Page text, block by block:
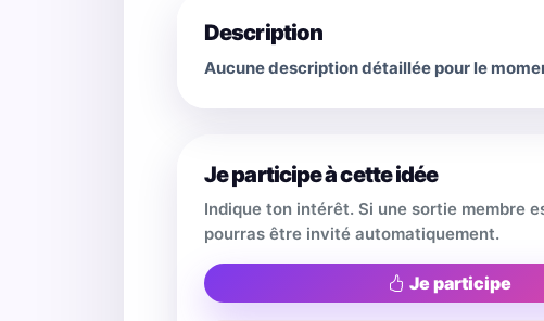
Description
Aucune description détaillée pour le
Je participe à cette idée
Indique ton intérêt. Si une sortie membre
pourras être invité automatiquement.
Je participe